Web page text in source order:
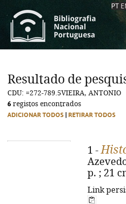
PT
Resultado de
CDU: =272-789.5VIEIRA, ANTONIO
6 registos encontrados
ADICIONAR TODOS RETIRAR TODOS
1 -
p. ; 21
Link